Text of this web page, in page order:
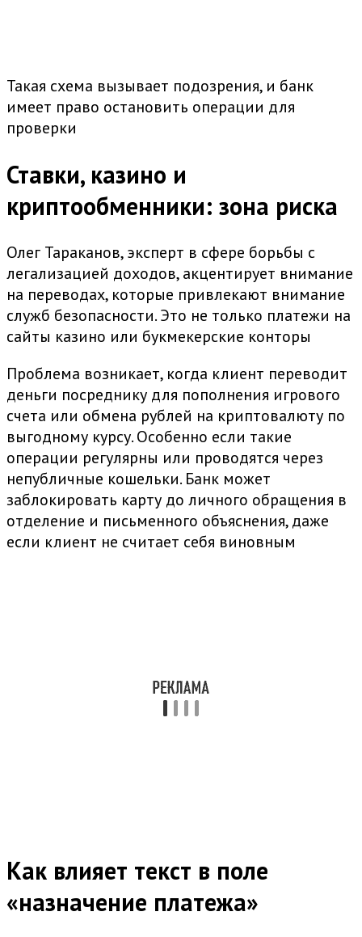
Такая схема вызывает подозрения, и банк
имеет право остановить операции для
проверки
Ставки, казино и
криптообменники: зона риска
Олег Тараканов, эксперт в сфере борьбы с
легализацией доходов, акцентирует внимание
на переводах, которые привлекают внимание
служб безопасности. Это не только платежи на
сайты казино или букмекерские конторы
Проблема возникает, когда клиент переводит
деньги посреднику для пополнения игрового
счета или обмена рублей на криптовалюту по
выгодному курсу. Особенно если такие
операции регулярны или проводятся через
непубличные кошельки. Банк может
заблокировать карту до личного обращения в
отделение и письменного объяснения, даже
если клиент не считает себя виновным
Как влияет текст в поле
«назначение платежа»